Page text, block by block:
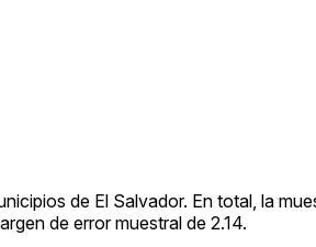
de El Salvador. En total, la
de error muestral de 2.14.